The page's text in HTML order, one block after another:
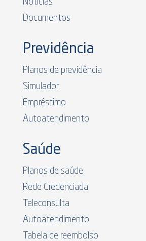
Notícias
Documentos
Previdência
Planos de previdência
Simulador
Empréstimo
Autoatendimento
Saúde
Planos de saúde
Rede Credenciada
Teleconsulta
Autoatendimento
Tabela de reembolso